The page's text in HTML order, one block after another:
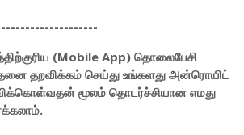
(Mobile App) தொலைபேசி
தறவிக்கம் செய்து உங்களது அன்ரொயிட்
மூலம் தொடர்ச்சியான எமது